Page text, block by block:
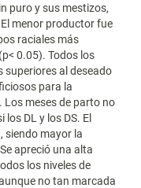
puro y sus mestizos,
menor productor fue
raciales más
0.05). Todos los
superiores al deseado
para la
meses de parto no
DL y los DS. El
siendo mayor la
apreció una alta
los niveles de
no tan marcada